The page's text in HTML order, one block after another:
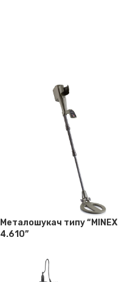
Металошукач типу “MINEX
4.610”